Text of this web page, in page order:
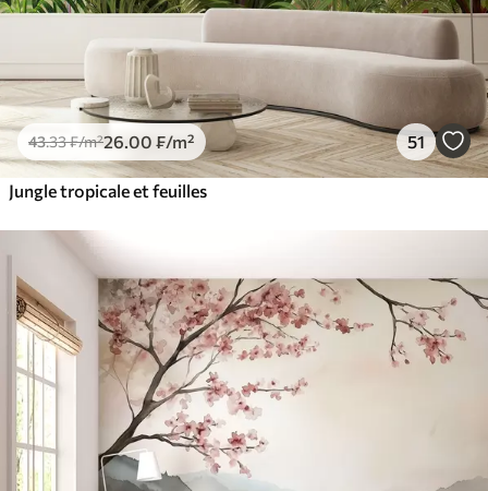
43.33₣/m²26.00 ₣/m² 51
Jungle tropicale et feuilles